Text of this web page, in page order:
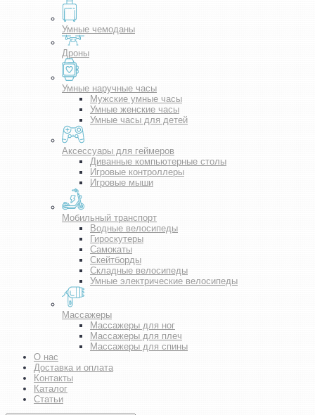
Умные чемоданы
Дроны
Умные наручные часы
Мужские умные часы
Умные женские часы
Умные часы для детей
Аксессуары для геймеров
Диванные компьютерные столы
Игровые контроллеры
Игровые мыши
Мобильный транспорт
Водные велосипеды
Гироскутеры
Самокаты
Скейтборды
Складные велосипеды
Умные электрические велосипеды
Массажеры
Массажеры для ног
Массажеры для плеч
Массажеры для спины
О нас
Доставка и оплата
Контакты
Каталог
Статьи